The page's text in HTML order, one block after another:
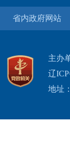
省内政府网站
主办
辽ICP
地址